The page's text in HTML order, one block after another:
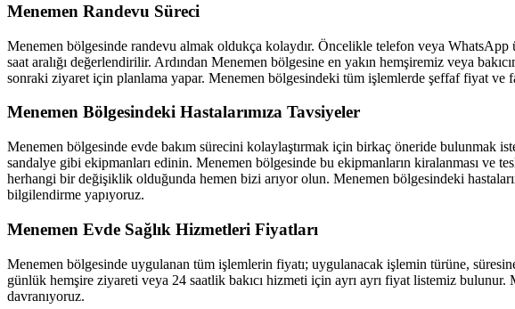
Menemen Randevu Süreci
Menemen bölgesinde randevu almak oldukça kolaydır. Öncelikle telefon veya WhatsApp
saat aralığı değerlendirilir. Ardından Menemen bölgesine en yakın hemşiremiz veya
sonraki ziyaret için planlama yapar. Menemen bölgesindeki tüm işlemlerde şeffaf fiyat ve
Menemen Bölgesindeki Hastalarımıza Tavsiyeler
Menemen bölgesinde evde bakım sürecini kolaylaştırmak için birkaç öneride bulunmak
sandalye gibi ekipmanları edinin. Menemen bölgesinde bu ekipmanların kiralanması ve
herhangi bir değişiklik olduğunda hemen bizi arıyor olun. Menemen bölgesindeki
bilgilendirme yapıyoruz.
Menemen Evde Sağlık Hizmetleri Fiyatları
Menemen bölgesinde uygulanan tüm işlemlerin fiyatı; uygulanacak işlemin türüne,
günlük hemşire ziyareti veya 24 saatlik bakıcı hizmeti için ayrı ayrı fiyat listemiz bulunur.
davranıyoruz.